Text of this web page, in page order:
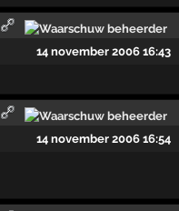
14 november 2006 16:43
14 november 2006 16:54